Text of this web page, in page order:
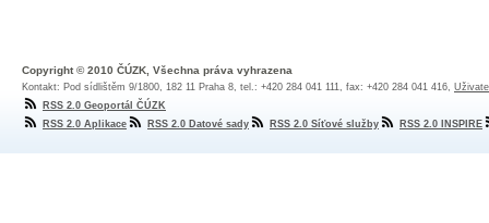
Copyright © 2010 ČÚZK, Všechna práva vyhrazena
Kontakt: Pod sídlištěm 9/1800, 182 11 Praha 8, tel.: +420 284 041 111, fax: +420 284 041 416,
RSS 2.0 Geoportál ČÚZK
RSS 2.0 Aplikace
RSS 2.0 Datové sady RSS 2.0 Síťové služby RSS 2.0 INSPIRE